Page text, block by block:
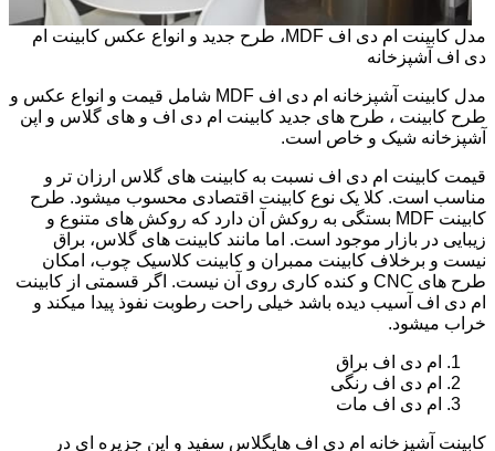
مدل کابینت ام دی اف MDF، طرح جدید و انواع عکس کابینت ام
دی اف آشپزخانه
مدل کابینت آشپزخانه ام دی اف MDF شامل قیمت و انواع عکس و
طرح کابینت ، طرح های جدید کابینت ام دی اف و های گلاس و اپن
آشپزخانه شیک و خاص است.
قیمت کابینت ام دی اف نسبت به کابینت های گلاس ارزان تر و
مناسب است. کلا یک نوع کابینت اقتصادی محسوب میشود. طرح
کابینت MDF بستگی به روکش آن دارد که روکش های متنوع و
زیبایی در بازار موجود است. اما مانند کابینت های گلاس، براق
نیست و برخلاف کابینت ممبران و کابینت کلاسیک چوب، امکان
طرح های CNC و کنده کاری روی آن نیست. اگر قسمتی از کابینت
ام دی اف آسیب دیده باشد خیلی راحت رطوبت نفوذ پیدا میکند و
خراب میشود.
ام دی اف براق
ام دی اف رنگی
ام دی اف مات
کابینت آشپزخانه ام دی اف هایگلاس سفید و اپن جزیره ای در